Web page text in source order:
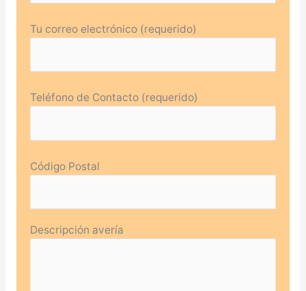
Tu correo electrónico (requerido)
Teléfono de Contacto (requerido)
Código Postal
Descripción avería